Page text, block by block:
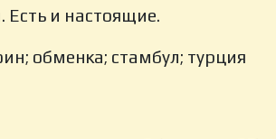
Есть и настоящие.
обменка; стамбул; турция